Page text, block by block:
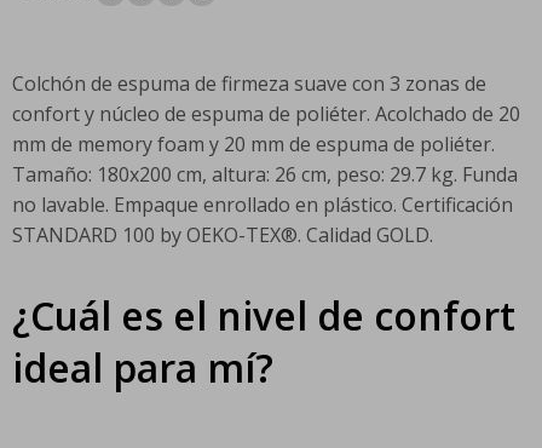
Colchón de espuma de firmeza suave con 3 zonas de
confort y núcleo de espuma de poliéter. Acolchado de 20
mm de memory foam y 20 mm de espuma de poliéter.
Tamaño: 180x200 cm, altura: 26 cm, peso: 29.7 kg. Funda
no lavable. Empaque enrollado en plástico. Certificación
STANDARD 100 by OEKO-TEX®. Calidad GOLD.
¿Cuál es el nivel de confort
ideal para mí?